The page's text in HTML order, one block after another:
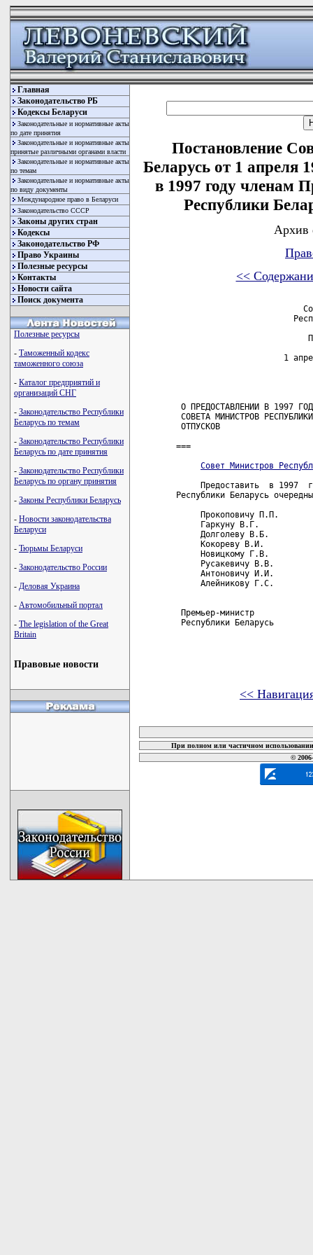
Главная
Законодательство РБ
Кодексы Беларуси
Законодательные и нормативные акты
по дате принятия
Законодательные и нормативные акты
принятые различными органами власти
Законодательные и нормативные акты
по темам
Законодательные и нормативные акты
по виду документы
Международное право в Беларуси
Законодательство СССР
Законы других стран
Кодексы
Законодательство РФ
Право Украины
Полезные ресурсы
Контакты
Новости сайта
Поиск документа
Полезные ресурсы
- Таможенный кодекс
таможенного союза
- Каталог предприятий и
организаций СНГ
- Законодательство Республики
Беларусь по темам
- Законодательство Республики
Беларусь по дате принятия
- Законодательство Республики
Беларусь по органу принятия
- Законы Республики Беларусь
- Новости законодательства
Беларуси
- Тюрьмы Беларуси
- Законодательство России
- Деловая Украина
- Автомобильный портал
- The legislation of the Great
Britain
Правовые новости
Постановление
Беларусь от 1 апреля
в 1997 году членам
Республики
Архив
<<
1
О ПРЕДОСТАВЛЕНИИ В 1997
СОВЕТА МИНИСТРОВ
ОТПУСКОВ
===
Совет Министров
Предоставить  в 1997
Республики Беларусь
Прокоповичу П.П.
Гаркуну В.Г.
Долголеву В.Б.
Кокореву В.И.
Новицкому Г.В.
Русакевичу В.В.
Антоновичу И.И.
Алейникову Г.С.
Премьер-министр
Республики
<<
При полном или частичном
©